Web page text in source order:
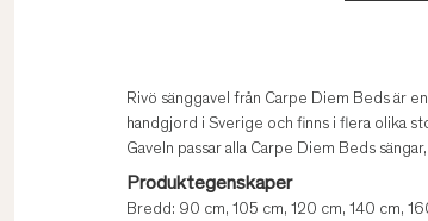
Rivö sänggavel från Carpe Diem Beds är
handgjord i Sverige och finns i flera olika
Gaveln passar alla Carpe Diem Beds
Produktegenskaper
Bredd: 90 cm, 105 cm, 120 cm, 140 cm,